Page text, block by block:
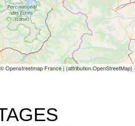
Openstreetmap France | {attribution.OpenStreetMap}